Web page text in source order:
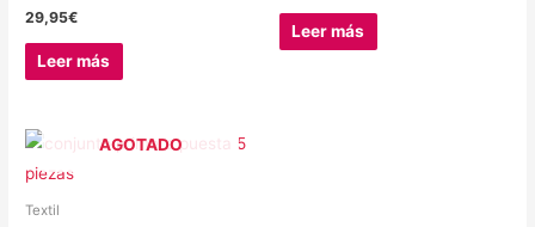
29,95€
Leer más
Leer más
AGOTADO
Textil